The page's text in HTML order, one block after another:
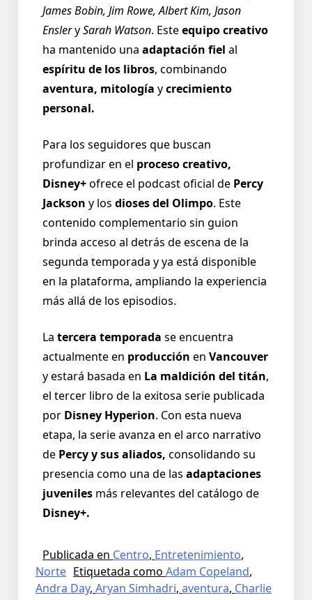
James Bobin, Jim Rowe, Albert Kim, Jason
EnslerySarah Watson. Esteequipo creativo
ha mantenido una adaptación fiel al
espíritu de los libros, combinando
aventura, mitología ycrecimiento
personal.
Para los seguidores que buscan
profundizar en el proceso creativo,
Disney+ofrece el podcast oficial de Percy
Jackson y los dioses del Olimpo. Este
contenido complementario sin guion
brinda acceso al detrás de escena de la
segunda temporada y ya está disponible
en la plataforma, ampliando la experiencia
más allá de los episodios.
La tercera temporada se encuentra
actualmente en producción en Vancouver
y estará basada en La maldición del titán,
el tercer libro de la exitosa serie publicada
por Disney Hyperion. Con esta nueva
etapa, la serie avanza en el arco narrativo
de Percy y sus aliados, consolidando su
presencia como una de las adaptaciones
juveniles más relevantes del catálogo de
Disney+.
Publicada en Centro, Entretenimiento,
Norte Etiquetada como Adam Copeland,
Andra Day, Aryan Simhadri, aventura, Charlie